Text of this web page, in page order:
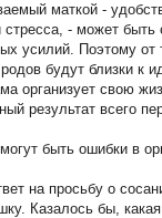
маткой -
стресса, - может быть
усилий. Поэтому от
будут близки к
организует свою
результат всего
быть ошибки в
на просьбу о
Казалось бы,